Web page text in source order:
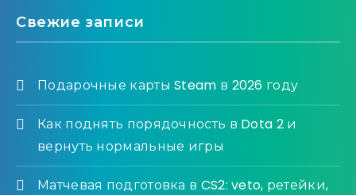
Свежие записи
Подарочные карты Steam в 2026 году
Как поднять порядочность в Dota 2 и
вернуть нормальные игры
Матчевая подготовка в CS2: veto, ретейки,